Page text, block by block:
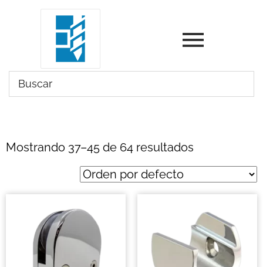
Mostrando 37–45 de 64 resultados